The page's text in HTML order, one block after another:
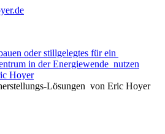
oder stillgelegtes für ein
in der Energiewende nutzen
Hoyer
Lösungen von Eric Hoyer